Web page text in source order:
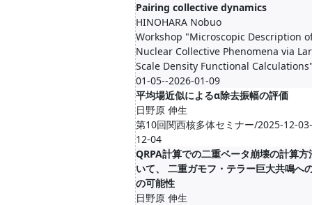
Pairing collective dynamics
HINOHARA Nobuo
Workshop "Microscopic Description
Nuclear Collective Phenomena via
Scale Density Functional
01-05--2026-01-09
平均場近似によるα除去振幅の評価
日野原 伸生
第10回関西核多体セミナー/2025-12-
12-04
QRPA計算での二重ベータ崩壊の計算方
いて、 二重ガモフ・テラー巨大共鳴へ
の可能性
日野原 伸生